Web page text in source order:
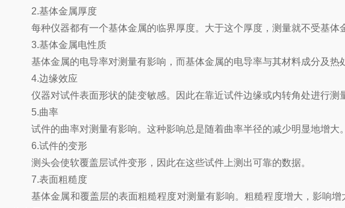
2.基体金属厚度
每种仪器都有一个基体金属的临界厚度。大于这个厚度，测量就不受基体
3.基体金属电性质
基体金属的电导率对测量有影响，而基体金属的电导率与其材料成分及热
4.边缘效应
仪器对试件表面形状的陡变敏感。因此在靠近试件边缘或内转角处进行测
5.曲率
试件的曲率对测量有影响。这种影响总是随着曲率半径的减少明显地增大
6.试件的变形
测头会使软覆盖层试件变形，因此在这些试件上测出可靠的数据。
7.表面粗糙度
基体金属和覆盖层的表面粗糙程度对测量有影响。粗糙程度增大，影响增